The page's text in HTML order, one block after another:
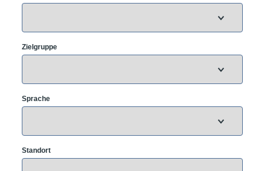
Zielgruppe
Sprache
Standort